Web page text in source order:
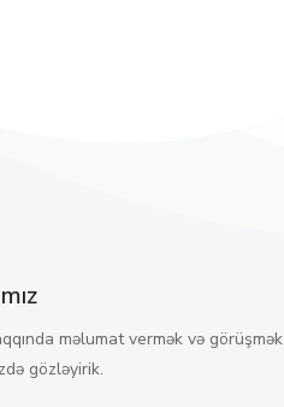
məlumat vermək və görüşmək
gözləyirik.